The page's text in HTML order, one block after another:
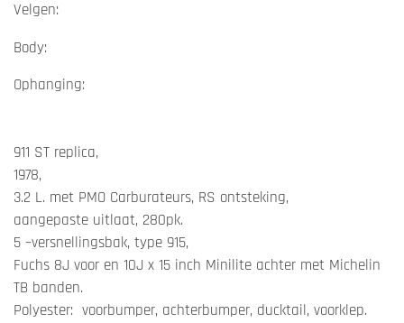
Velgen:
Body:
Ophanging:
911 ST replica,
1978,
3.2 L. met PMO Carburateurs, RS ontsteking,
aangepaste uitlaat, 280pk.
5 –versnellingsbak, type 915,
Fuchs 8J voor en 10J x 15 inch Minilite achter met Michelin
TB banden.
Polyester: voorbumper, achterbumper, ducktail, voorklep.